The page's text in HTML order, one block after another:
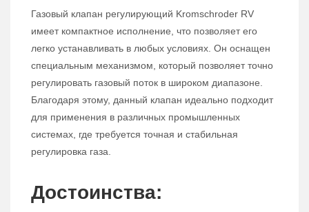
Газовый клапан регулирующий Kromschroder RV
имеет компактное исполнение, что позволяет его
легко устанавливать в любых условиях. Он оснащен
специальным механизмом, который позволяет точно
регулировать газовый поток в широком диапазоне.
Благодаря этому, данный клапан идеально подходит
для применения в различных промышленных
системах, где требуется точная и стабильная
регулировка газа.
Достоинства: